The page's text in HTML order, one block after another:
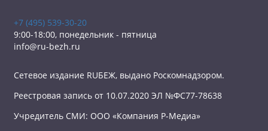
+7 (495) 539-30-20
9:00-18:00, понедельник - пятница
info@ru-bezh.ru
Сетевое издание RUБЕЖ, выдано Роскомнадзором.
Реестровая запись от 10.07.2020 ЭЛ №ФС77-78638
Учредитель СМИ: ООО «Компания Р-Медиа»